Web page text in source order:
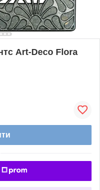
Art-Deco Flora